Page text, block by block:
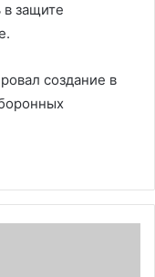
в защите
создание в